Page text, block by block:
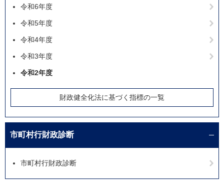
令和6年度
令和5年度
令和4年度
令和3年度
令和2年度
財政健全化法に基づく指標の一覧
市町村行財政診断
市町村行財政診断